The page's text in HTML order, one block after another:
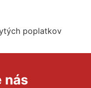
poplatkov
nás